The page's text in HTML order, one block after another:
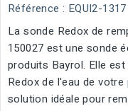
Référence : EQUI2-1317
La sonde Redox de
150027 est une sonde
produits Bayrol. Elle
Redox de l'eau de
solution idéale pour